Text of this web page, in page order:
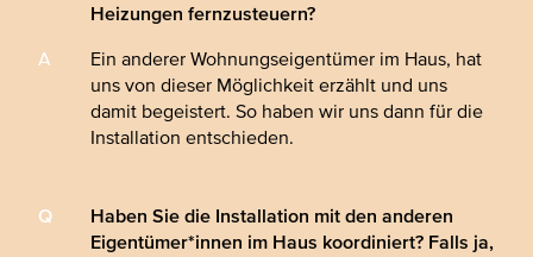
Heizungen fernzusteuern?
Ein anderer Wohnungseigentümer im Haus, hat
uns von dieser Möglichkeit erzählt und uns
damit begeistert. So haben wir uns dann für die
Installation entschieden.
Haben Sie die Installation mit den anderen
Eigentümer*innen im Haus koordiniert? Falls ja,